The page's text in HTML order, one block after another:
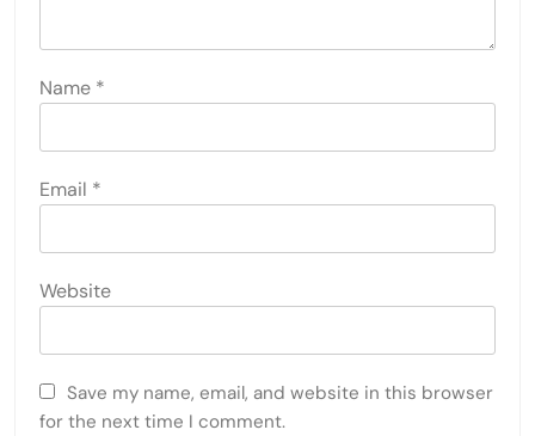
Name *
Email *
Website
Save my name, email, and website in this browser
for the next time I comment.